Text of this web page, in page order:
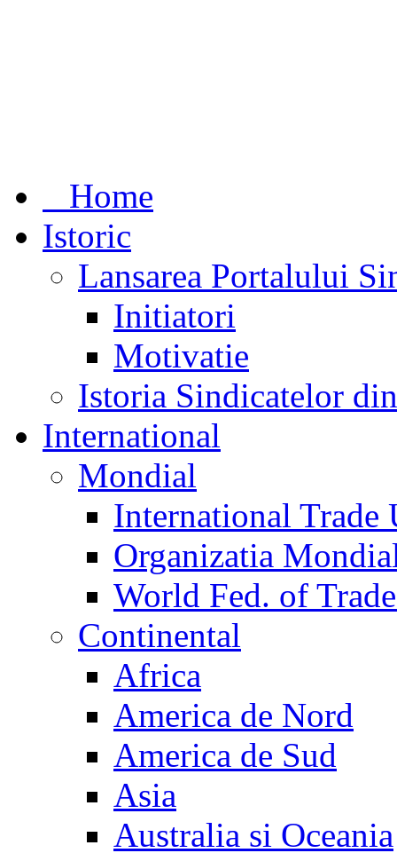
Home
Istoric
Lansarea Portalului
Initiatori
Motivatie
Istoria Sindicatelor
International
Mondial
International Trade
Organizatia
World Fed. of
Continental
Africa
America de Nord
America de Sud
Asia
Australia si Oceania